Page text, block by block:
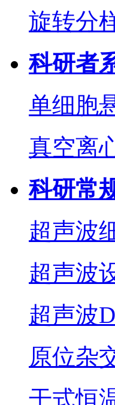
旋转分
科研者
单细胞
真空离
科研常
超声波
超声波
超声波
原位杂
干式恒